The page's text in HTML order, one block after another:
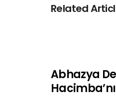
Related
Abhazya